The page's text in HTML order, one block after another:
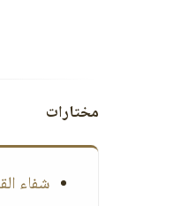
مختارات
شفاء